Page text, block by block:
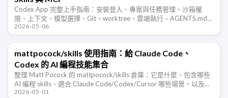
Codex App 完整上手指南：安裝登入、專案與任務管理、沙箱權
限、上下文、模型選擇、Git、worktree、雲端執行、AGENTS.md、
外掛、Skills、MCP 和電腦自動化。
2026-05-06
mattpocock/skills 使用指南：給 Claude Code、
Codex 的 AI 編程技能集合
整理 Matt Pocock 的 mattpocock/skills 倉庫：它是什麼、包含哪些
AI 編程 skills、適合 Claude Code/Codex/Cursor 哪些場景，以及如
何改善 …
2026-05-01